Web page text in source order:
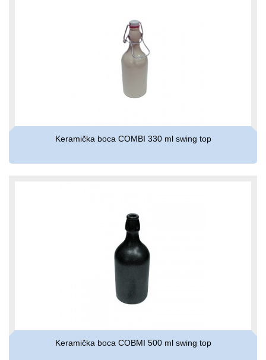
Keramička boca COMBI 330 ml swing top
Keramička boca COBMI 500 ml swing top